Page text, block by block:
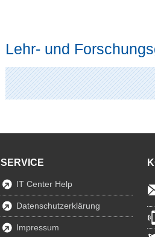
Lehr- und
SERVICE
IT Center Help
Datenschutzerklärung
Impressum